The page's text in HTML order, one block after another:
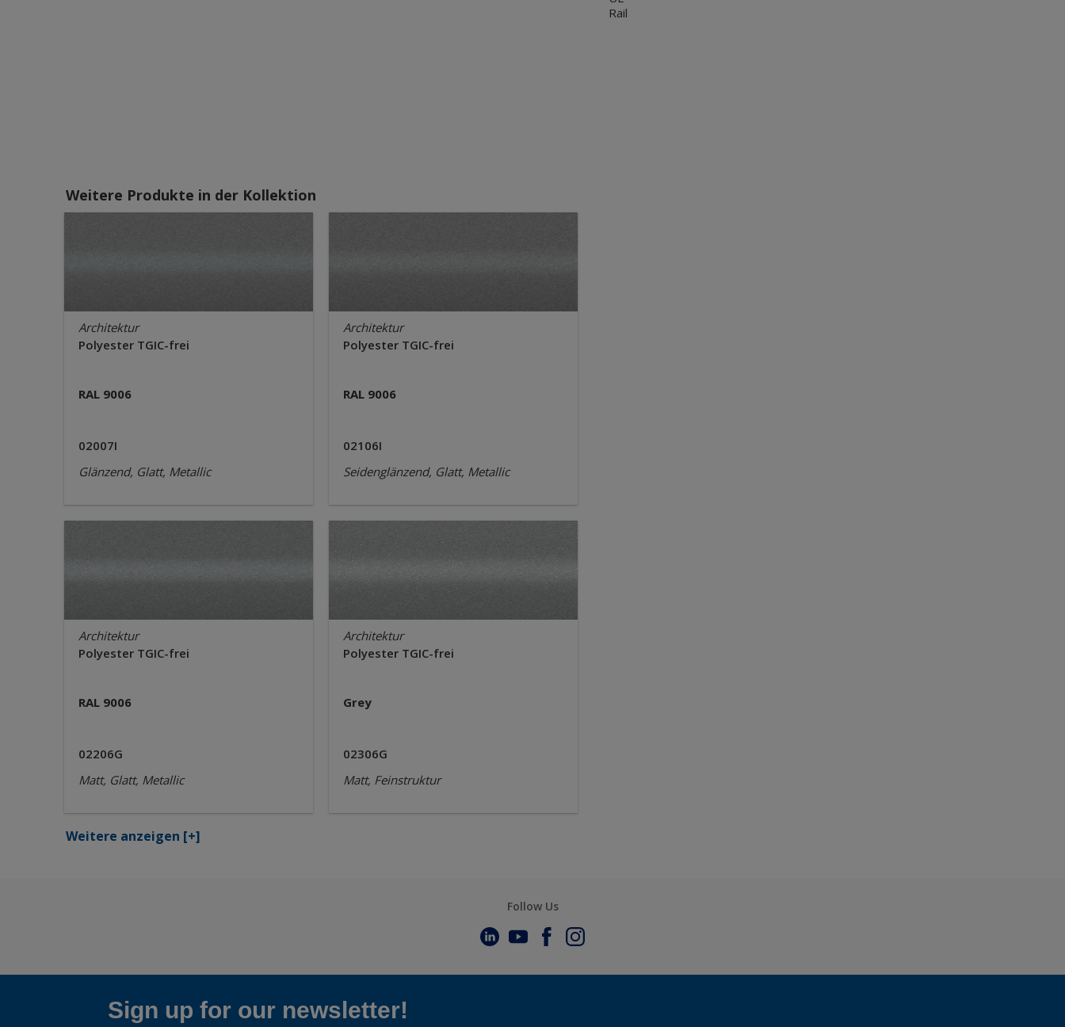
Rail
Weitere Produkte in der Kollektion
Architektur
Polyester TGIC-frei
RAL 9006
02007I
Glänzend, Glatt, Metallic
Architektur
Polyester TGIC-frei
RAL 9006
02106I
Seidenglänzend, Glatt, Metallic
Architektur
Polyester TGIC-frei
RAL 9006
02206G
Matt, Glatt, Metallic
Architektur
Polyester TGIC-frei
Grey
02306G
Matt, Feinstruktur
Weitere anzeigen [+]
Follow Us